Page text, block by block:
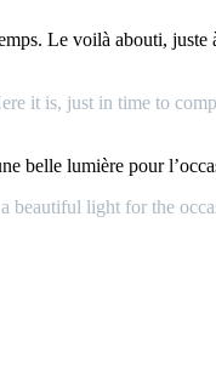
Le voilà abouti,
it is, just in time to
belle lumière pour
beautiful light for the